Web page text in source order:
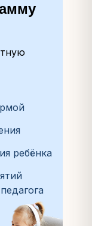
ребёнка